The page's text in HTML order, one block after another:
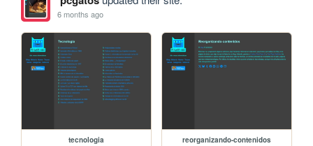
6 months ago
tecnologia reorganizando-contenidos